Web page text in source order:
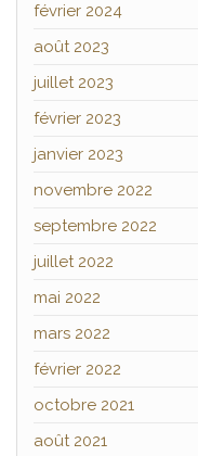
février 2024
août 2023
juillet 2023
février 2023
janvier 2023
novembre 2022
septembre 2022
juillet 2022
mai 2022
mars 2022
février 2022
octobre 2021
août 2021